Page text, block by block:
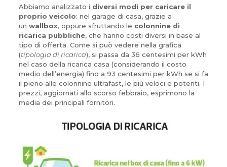
Abbiamo analizzato i diversi modi per caricare il
proprio veicolo: nel garage di casa, grazie a
un wallbox, oppure sfruttando le colonnine di
ricarica pubbliche, che hanno costi diversi in base al
tipo di offerta. Come si può vedere nella grafica
(tipologia di ricarica), si passa da 36 centesimi per kWh
nel caso della ricarica casa (considerando il costo
medio dell’energia) fino a 93 centesimi per kWh se si fa
il pieno alle colonnine ultrafast, le più veloci e potenti. I
prezzi, aggiornati allo scorso febbraio, esprimono la
media dei principali fornitori.